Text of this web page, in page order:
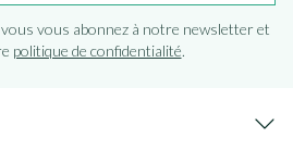
vous abonnez à notre newsletter et
politique de confidentialité.